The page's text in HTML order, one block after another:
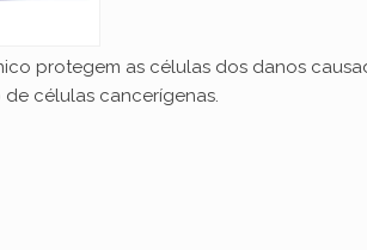
protegem as células dos danos
células cancerígenas.